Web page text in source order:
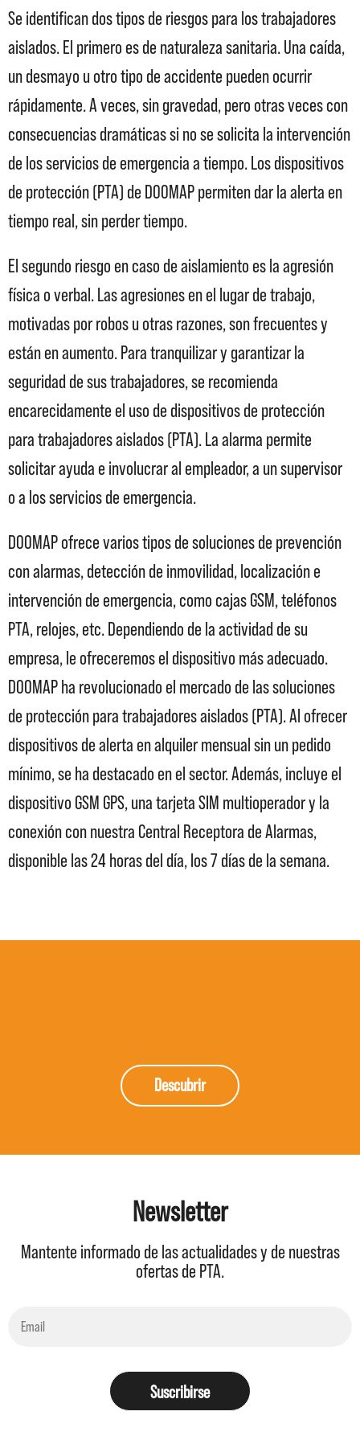
Se identifican dos tipos de riesgos para los trabajadores
aislados. El primero es de naturaleza sanitaria. Una caída,
un desmayo u otro tipo de accidente pueden ocurrir
rápidamente. A veces, sin gravedad, pero otras veces con
consecuencias dramáticas si no se solicita la intervención
de los servicios de emergencia a tiempo. Los dispositivos
de protección (PTA) de DOOMAP permiten dar la alerta en
tiempo real, sin perder tiempo.
El segundo riesgo en caso de aislamiento es la agresión
física o verbal. Las agresiones en el lugar de trabajo,
motivadas por robos u otras razones, son frecuentes y
están en aumento. Para tranquilizar y garantizar la
seguridad de sus trabajadores, se recomienda
encarecidamente el uso de dispositivos de protección
para trabajadores aislados (PTA). La alarma permite
solicitar ayuda e involucrar al empleador, a un supervisor
o a los servicios de emergencia.
DOOMAP ofrece varios tipos de soluciones de prevención
con alarmas, detección de inmovilidad, localización e
intervención de emergencia, como cajas GSM, teléfonos
PTA, relojes, etc. Dependiendo de la actividad de su
empresa, le ofreceremos el dispositivo más adecuado.
DOOMAP ha revolucionado el mercado de las soluciones
de protección para trabajadores aislados (PTA). Al ofrecer
dispositivos de alerta en alquiler mensual sin un pedido
mínimo, se ha destacado en el sector. Además, incluye el
dispositivo GSM GPS, una tarjeta SIM multioperador y la
conexión con nuestra Central Receptora de Alarmas,
disponible las 24 horas del día, los 7 días de la semana.
Descubrir
Newsletter
Mantente informado de las actualidades y de nuestras
ofertas de PTA.
Suscribirse